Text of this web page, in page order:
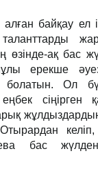
байқау ел
өзінде-ақ бас
ерекше
болатын. Ол
сіңірген
бас